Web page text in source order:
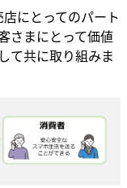
にとってのパート
さまにとって価値
て共に取り組みま